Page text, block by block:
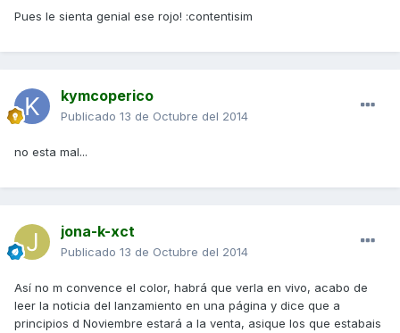
Pues le sienta genial ese rojo! :contentisim
kymcoperico
Publicado 13 de Octubre del 2014
no esta mal...
jona-k-xct
Publicado 13 de Octubre del 2014
Así no m convence el color, habrá que verla en vivo, acabo de
leer la noticia del lanzamiento en una página y dice que a
principios d Noviembre estará a la venta, asique los que estabais